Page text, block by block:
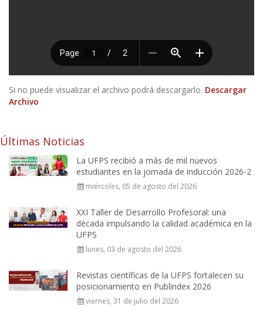
Si no puede visualizar el archivo podrá descargarlo. Descargar
Archivo
Últimas Noticias
La UFPS recibió a más de mil nuevos
estudiantes en la jornada de inducción 2026-2
miércoles, 05 de agosto del 2026
XXI Taller de Desarrollo Profesoral: una
década impulsando la calidad académica en la
UFPS
lunes, 03 de agosto del 2026
Revistas científicas de la UFPS fortalecen su
posicionamiento en Publindex 2026
viernes, 31 de julio del 2026